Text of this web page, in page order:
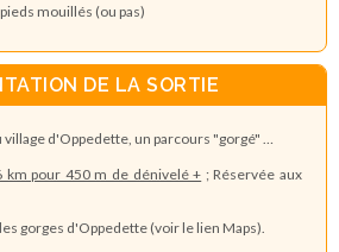
pieds mouillés (ou pas)
DE LA SORTIE
d'Oppedette, un parcours "gorgé" …
km pour 450 m de dénivelé + ; Réservée aux
gorges d'Oppedette (voir le lien Maps).